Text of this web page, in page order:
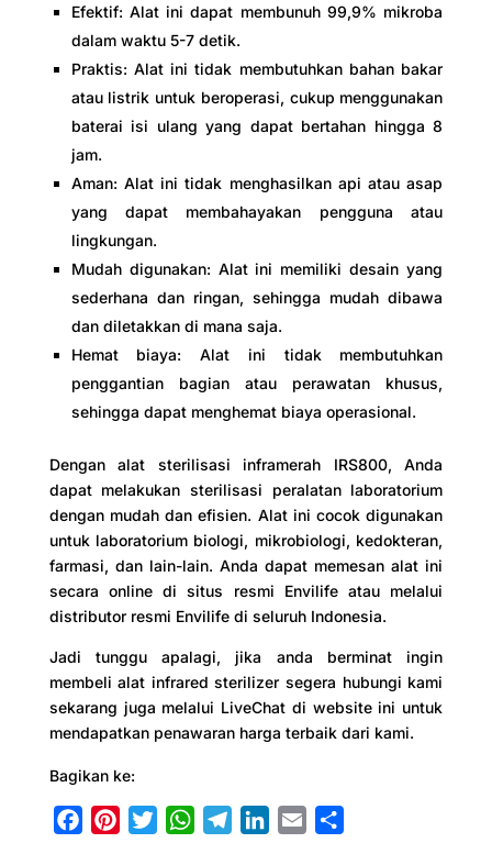
Efektif: Alat ini dapat membunuh 99,9% mikroba
dalam waktu 5-7 detik.
Praktis: Alat ini tidak membutuhkan bahan bakar
atau listrik untuk beroperasi, cukup menggunakan
baterai isi ulang yang dapat bertahan hingga 8
jam.
Aman: Alat ini tidak menghasilkan api atau asap
yang dapat membahayakan pengguna atau
lingkungan.
Mudah digunakan: Alat ini memiliki desain yang
sederhana dan ringan, sehingga mudah dibawa
dan diletakkan di mana saja.
Hemat biaya: Alat ini tidak membutuhkan
penggantian bagian atau perawatan khusus,
sehingga dapat menghemat biaya operasional.
Dengan alat sterilisasi inframerah IRS800, Anda
dapat melakukan sterilisasi peralatan laboratorium
dengan mudah dan efisien. Alat ini cocok digunakan
untuk laboratorium biologi, mikrobiologi, kedokteran,
farmasi, dan lain-lain. Anda dapat memesan alat ini
secara online di situs resmi Envilife atau melalui
distributor resmi Envilife di seluruh Indonesia.
Jadi tunggu apalagi, jika anda berminat ingin
membeli alat infrared sterilizer segera hubungi kami
sekarang juga melalui LiveChat di website ini untuk
mendapatkan penawaran harga terbaik dari kami.
Bagikan ke:
W